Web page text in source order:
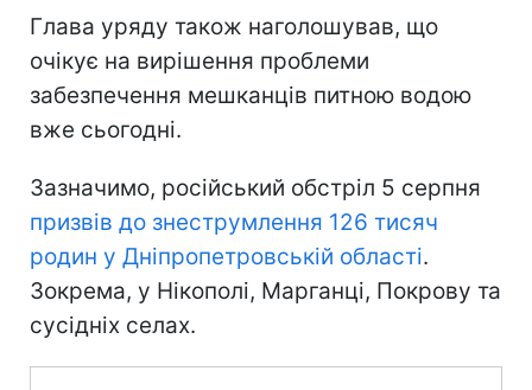
Глава уряду також наголошував, що
очікує на вирішення проблеми
забезпечення мешканців питною водою
вже сьогодні.
Зазначимо, російський обстріл 5 серпня
призвів до знеструмлення 126 тисяч
родин у Дніпропетровській області.
Зокрема, у Нікополі, Марганці, Покрову та
сусідніх селах.